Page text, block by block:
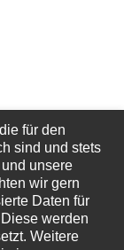
für den
sind und stets
unsere
wir gern
Daten für
werden
Weitere